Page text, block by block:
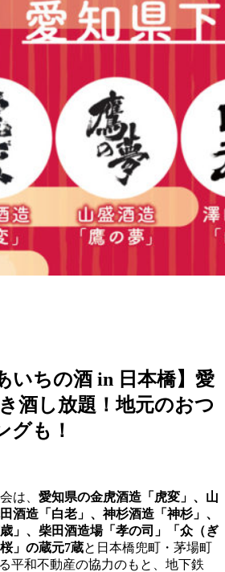
いちの酒 in 日本橋】愛
酒し放題！地元のおつ
グも！
は、 愛知県の金虎酒造「虎変」、山
酒造「白老」、神杉酒造「神杉」、
」、柴田酒造場「孝の司」「众（ぎ
」の蔵元7蔵と日本橋兜町・茅場町
平和不動産の協力のもと、地下鉄